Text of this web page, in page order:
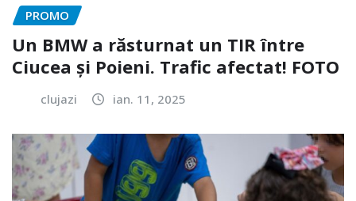
PROMO
Un BMW a răsturnat un TIR între
Ciucea și Poieni. Trafic afectat! FOTO
clujazi ian. 11, 2025